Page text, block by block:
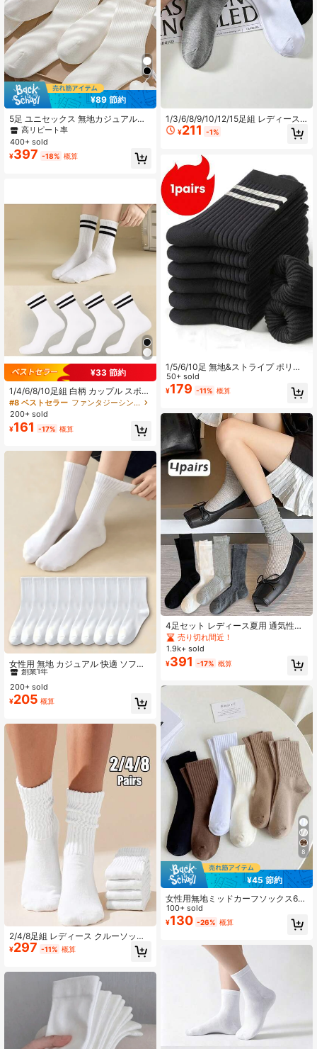
¥89 節約
5足 ユニセックス 無地カジュアルク
ルーソックス 通年、秋用
高リピート率
400+ sold
¥397 -18% 概算
¥33 節約
1/4/6/8/10足組 白柄 カップル スポー
ツソックス ミッドチューブソックス
春夏 ホリデーギフト 秋 レディース
メンズ アクセサリーソックス ミッド
チューブソックス ブーツ 白 安価 Y2
ギフト
#8 ベストセラー
ファンタジーシンプル レディースクルーソックス
200+ sold
¥161 -17% 概算
女性用 無地 カジュアル 快適 ソフト
フラッフィー ミッドカーフ ソックス
1/5/10足セット、デイリー、自宅、
オフィス、学校、スポーツなどさま
ざまなシーンに適しています
#2 ベストセラー
に 毛皮 女性用ミドル丈ソックス
創業1年
#2 ベストセラー
創業1年
#2 ベストセラー
創業1年
#2 ベストセラー
200+ sold
¥205 概算
2/4/8足組 レディース クルーソック
ス マルチパック クッション入り ア
スレチックソックス レトロ ルーズソ
¥297 -11% 概算
1/3/6/8/9/10/12/15足組 レディース
無地 ミッドカーフ スポーツソック
ス、ヨガソックス、カジュアルミニ
い、ユニセックスカップルスタイ
ル、オールシーズン対応
¥211 -1%
1/5/6/10足 無地&ストライプ ポリエ
ステルブレンド ミッドカーフソック
ス、ユニセックスカジュアルスポー
ツソックス、オールシーズン、秋向
50+ sold
¥179 -11% 概算
4足セット レディース夏用 通気性の
ある ストライプ 無地 カワイイ ソッ
クス、韓国スタイル、Y2K、快適
売り切れ間近！
1.9k+ sold
¥391 -17% 概算
8
¥45 節約
女性用無地ミッドカーフソックス6足
セット、ミニマリスト 汎用リブ編み
カジュアルスポーツソックス、通気
性抜群 デイリー通勤に最適、12個/1
100+ sold
¥130 -26% 概算